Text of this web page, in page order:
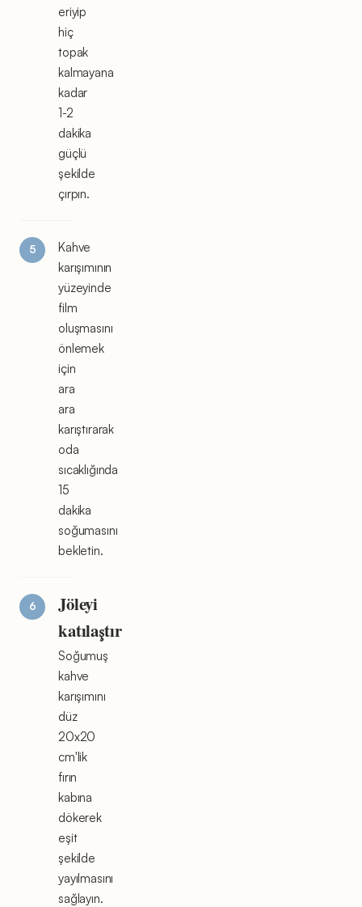
eriyip
hiç
topak
kalmayana
kadar
1-2
dakika
güçlü
şekilde
çırpın.
Kahve
karışımının
yüzeyinde
film
oluşmasını
önlemek
için
ara
ara
karıştırarak
oda
sıcaklığında
15
dakika
soğumasını
bekletin.
Jöleyi
katılaştır
Soğumuş
kahve
karışımını
düz
20x20
cm'lik
fırın
kabına
dökerek
eşit
şekilde
yayılmasını
sağlayın.